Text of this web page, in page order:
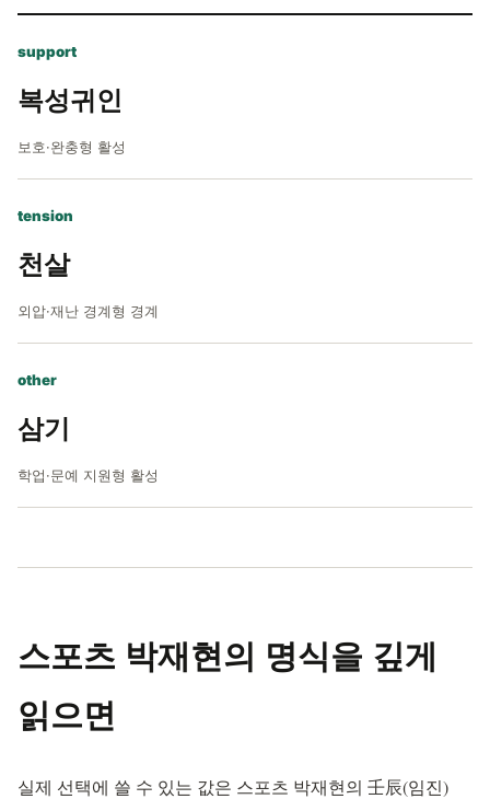
support
복성귀인
보호·완충형 활성
tension
천살
외압·재난 경계형 경계
other
삼기
학업·문예 지원형 활성
스포츠 박재현의 명식을 깊게
읽으면
실제 선택에 쓸 수 있는 값은 스포츠 박재현의 壬辰(임진)